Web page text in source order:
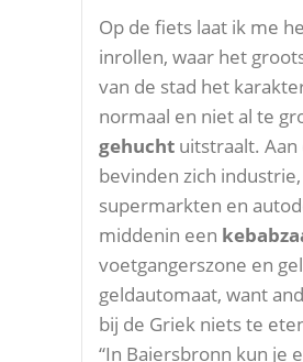
Op de fiets laat ik me
inrollen, waar het
van de stad het
normaal en niet al te
gehucht uitstraalt. Aan
bevinden zich industrie,
supermarkten en
middenin een
voetgangerszone en
geldautomaat, want
bij de Griek niets te
“In Baiersbronn kun je